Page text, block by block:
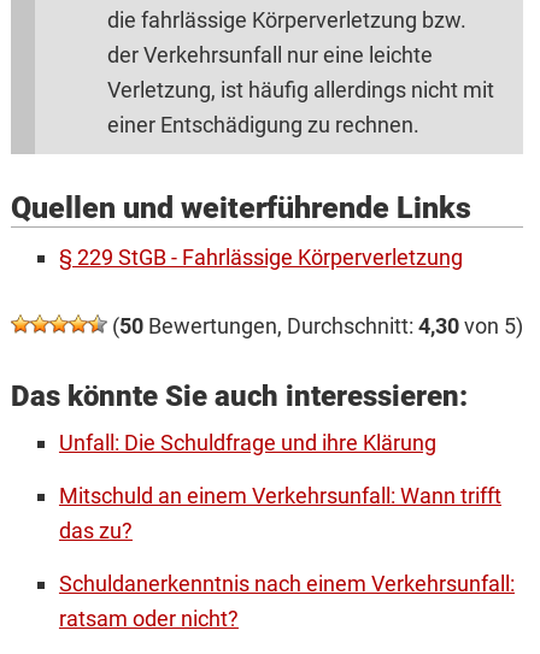
die fahrlässige Körperverletzung bzw.
der Verkehrsunfall nur eine leichte
Verletzung, ist häufig allerdings nicht mit
einer Entschädigung zu rechnen.
Quellen und weiterführende Links
§ 229 StGB - Fahrlässige Körperverletzung
(50Bewertungen, Durchschnitt: 4,30von 5)
Das könnte Sie auch interessieren:
Unfall: Die Schuldfrage und ihre Klärung
Mitschuld an einem Verkehrsunfall: Wann trifft
das zu?
Schuldanerkenntnis nach einem Verkehrsunfall:
ratsam oder nicht?